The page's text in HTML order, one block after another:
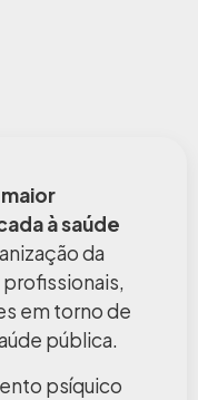
à saúde
da
em torno de
pública.
psíquico